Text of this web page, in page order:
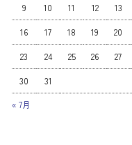
« 7月
9 10 11 12 13
16 17 18 19 20
23 24 25 26 27
30 31